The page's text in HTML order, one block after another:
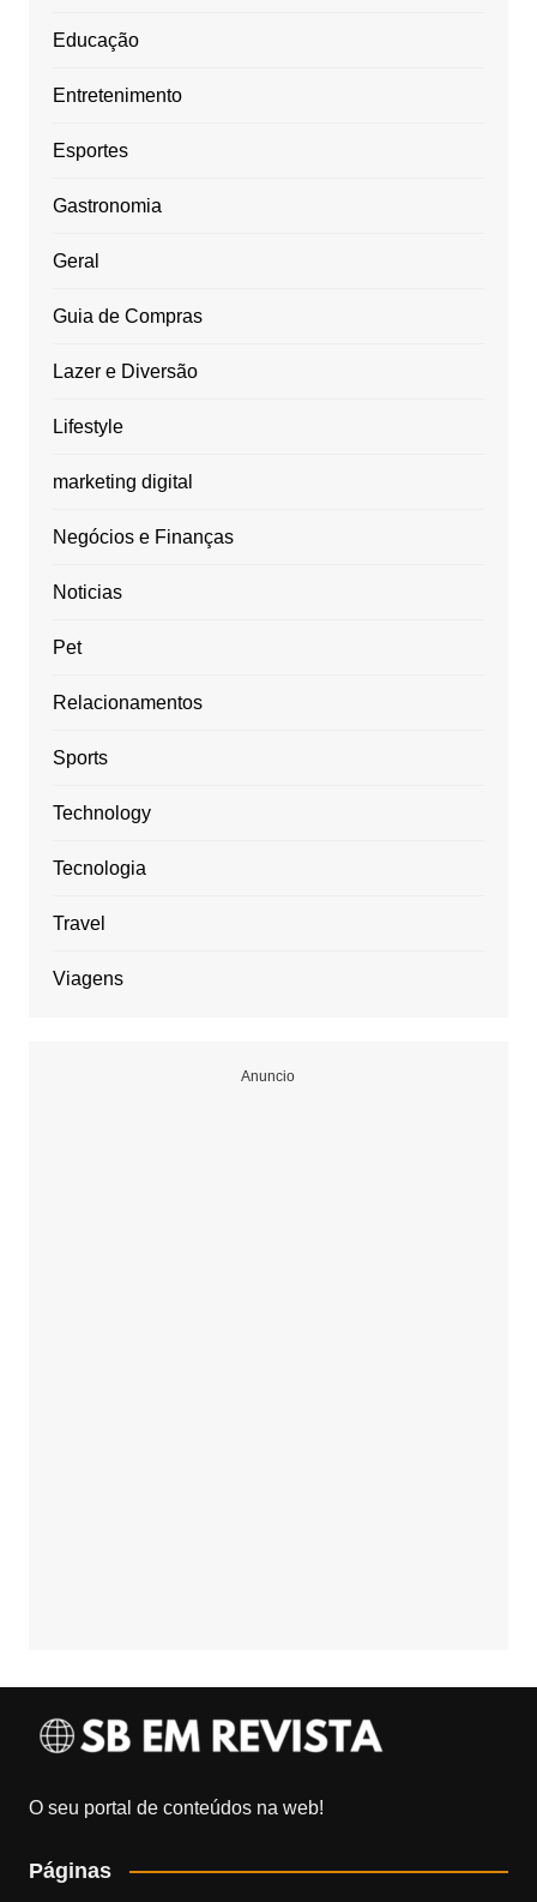
Educação
Entretenimento
Esportes
Gastronomia
Geral
Guia de Compras
Lazer e Diversão
Lifestyle
marketing digital
Negócios e Finanças
Noticias
Pet
Relacionamentos
Sports
Technology
Tecnologia
Travel
Viagens
Anuncio
O seu portal de conteúdos na web!
Páginas